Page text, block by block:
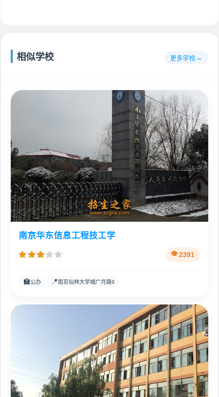
相似学校 更多学校
南京华东信息工程技工学
2391
🏫公办 📍南京仙林大学城广月路9